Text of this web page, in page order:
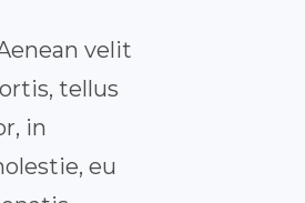
velit
tellus
in
eu